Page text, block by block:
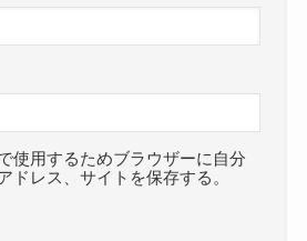
使用するためブラウザーに自分
ドレス、サイトを保存する。